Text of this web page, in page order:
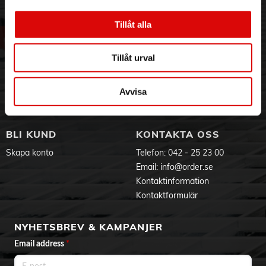
Tillåt alla
Tillåt urval
Avvisa
Hållbarhet
Jobba hos oss
Varumärken
Service & Support
Ansökan om RMA
Godsefterlysning & Felleverans
Integritetspolicy
Om cookies
BLI KUND
Skapa konto
KONTAKTA OSS
Telefon: 042 - 25 23 00
Email: info@order.se
Kontaktinformation
Kontaktformulär
NYHETSBREV & KAMPANJER
Email address *